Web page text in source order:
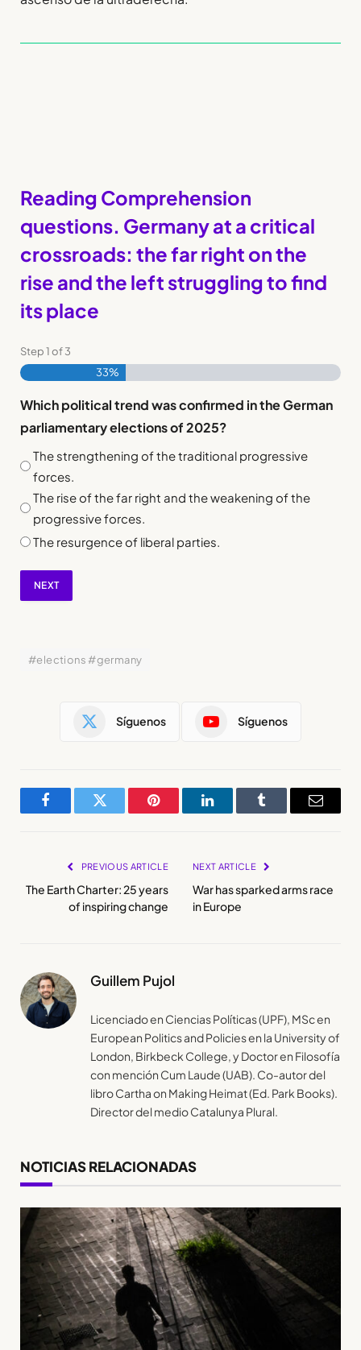
Reading Comprehension
questions. Germany at a critical
crossroads: the far right on the
rise and the left struggling to find
its place
Step1of3
33%
Which political trend was confirmed in the German
parliamentary elections of 2025?
The strengthening of the traditional progressive
forces.
The rise of the far right and the weakening of the
progressive forces.
The resurgence of liberal parties.
NEXT
#elections #germany
Síguenos Síguenos
FacebookTwitter Pinterest LinkedInTumblr Email
PREVIOUS ARTICLE
The Earth Charter: 25 years
of inspiring change
NEXT ARTICLE
War has sparked arms race
in Europe
Guillem Pujol
Licenciado en Ciencias Políticas (UPF), MSc en
European Politics and Policies en la University of
London, Birkbeck College, y Doctor en Filosofía
con mención Cum Laude (UAB). Co-autor del
libro Cartha on Making Heimat (Ed. Park Books).
Director del medio Catalunya Plural.
NOTICIAS RELACIONADAS